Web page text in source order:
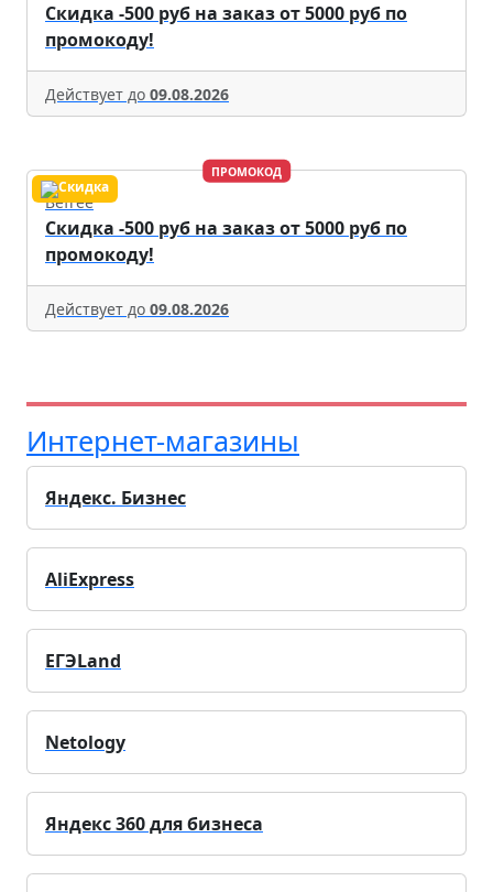
Скидка -500 руб на заказ от 5000 руб по
промокоду!
Действует до 09.08.2026
ПРОМОКОД
Befree
Скидка -500 руб на заказ от 5000 руб по
промокоду!
Действует до 09.08.2026
Интернет-магазины
Яндекс. Бизнес
AliExpress
ЕГЭLand
Netology
Яндекс 360 для бизнеса